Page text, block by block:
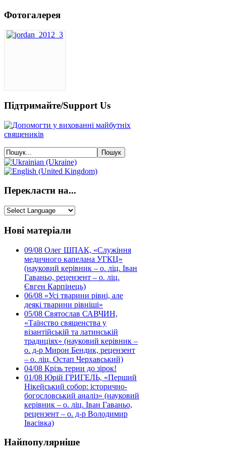
Фотогалерея
Підтримайте/Support Us
Перекласти на...
Нові матеріали
09/08 Олег ШПАК, «Служіння
медичного капелана УГКЦ»
(науковий керівник – о. ліц. Іван
Гаваньо, рецензент – о. ліц.
Євген Карпінець)
06/08 «Усі тварини рівні, але
деякі тварини рівніші»
05/08 Святослав САВЧИН,
«Таїнство священства у
візантійській та латинській
традиціях» (науковий керівник –
о. д-р Мирон Бендик, рецензент
– о. ліц. Остап Черхавський)
04/08 Крізь терни до зірок!
01/08 Юрій ГРИГЕЛЬ, «Перший
Нікейський собор: історично-
богословський аналіз» (науковий
керівник – о. ліц. Іван Гаваньо,
рецензент – о. д-р Володимир
Івасівка)
Найпопулярніше